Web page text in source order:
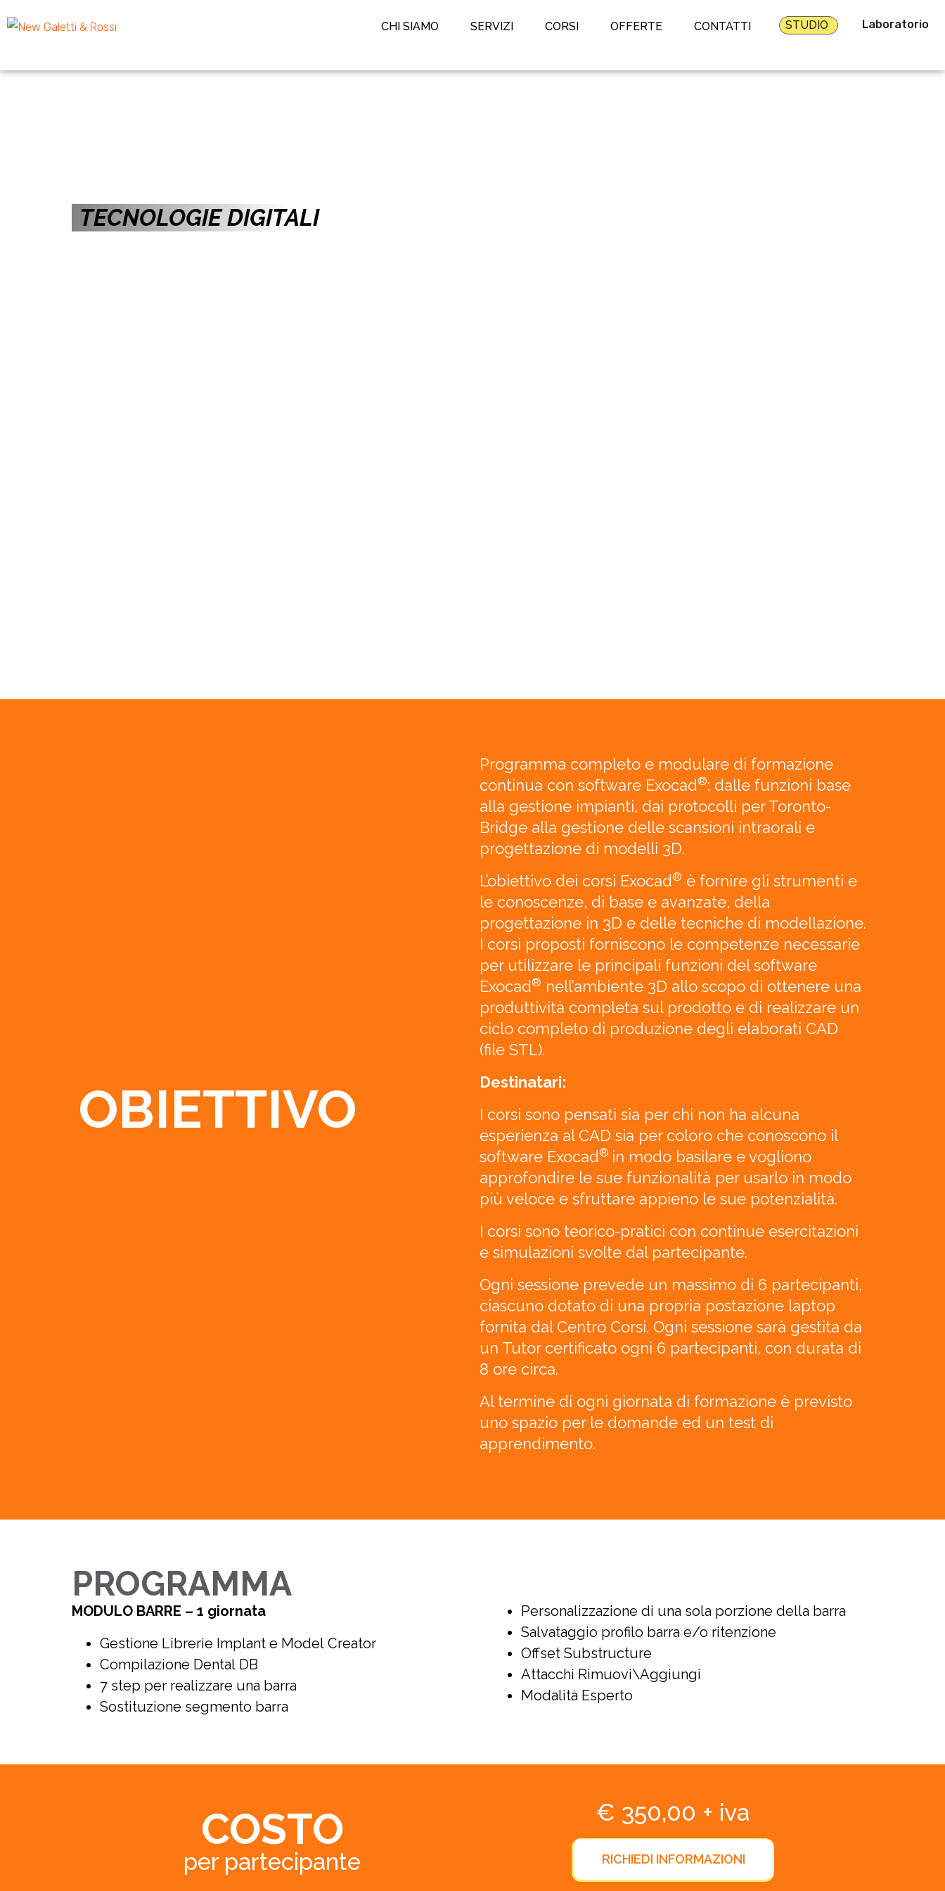
CHI SIAMO SERVIZI CORSI OFFERTE CONTATTI STUDIO Laboratorio
TECNOLOGIE DIGITALI
Programma di formazione continua Exocad® – MODULO
OBIETTIVO
Programma completo e modulare di formazione
continua con software Exocad®: dalle funzioni base
alla gestione impianti, dai protocolli per Toronto-
Bridge alla gestione delle scansioni intraorali e
progettazione di modelli 3D.
L’obiettivo dei corsi Exocad® è fornire gli strumenti e
le conoscenze, di base e avanzate, della
progettazione in 3D e delle tecniche di modellazione.
I corsi proposti forniscono le competenze necessarie
per utilizzare le principali funzioni del software
Exocad® nell’ambiente 3D allo scopo di ottenere una
produttività completa sul prodotto e di realizzare un
ciclo completo di produzione degli elaborati CAD
(file STL).
Destinatari:
I corsi sono pensati sia per chi non ha alcuna
esperienza al CAD sia per coloro che conoscono il
software Exocad® in modo basilare e vogliono
approfondire le sue funzionalità per usarlo in modo
più veloce e sfruttare appieno le sue potenzialità.
I corsi sono teorico-pratici con continue esercitazioni
e simulazioni svolte dal partecipante.
Ogni sessione prevede un massimo di 6 partecipanti,
ciascuno dotato di una propria postazione laptop
fornita dal Centro Corsi. Ogni sessione sarà gestita da
un Tutor certificato ogni 6 partecipanti, con durata di
8 ore circa.
Al termine di ogni giornata di formazione è previsto
uno spazio per le domande ed un test di
apprendimento.
PROGRAMMA
MODULO BARRE – 1 giornata
Gestione Librerie Implant e Model Creator
Compilazione Dental DB
7 step per realizzare una barra
Sostituzione segmento barra
Personalizzazione di una sola porzione della barra
Salvataggio profilo barra e/o ritenzione
Offset Substructure
Attacchi Rimuovi\Aggiungi
Modalità Esperto
COSTO
per partecipante
€ 350,00 + iva
RICHIEDI INFORMAZIONI